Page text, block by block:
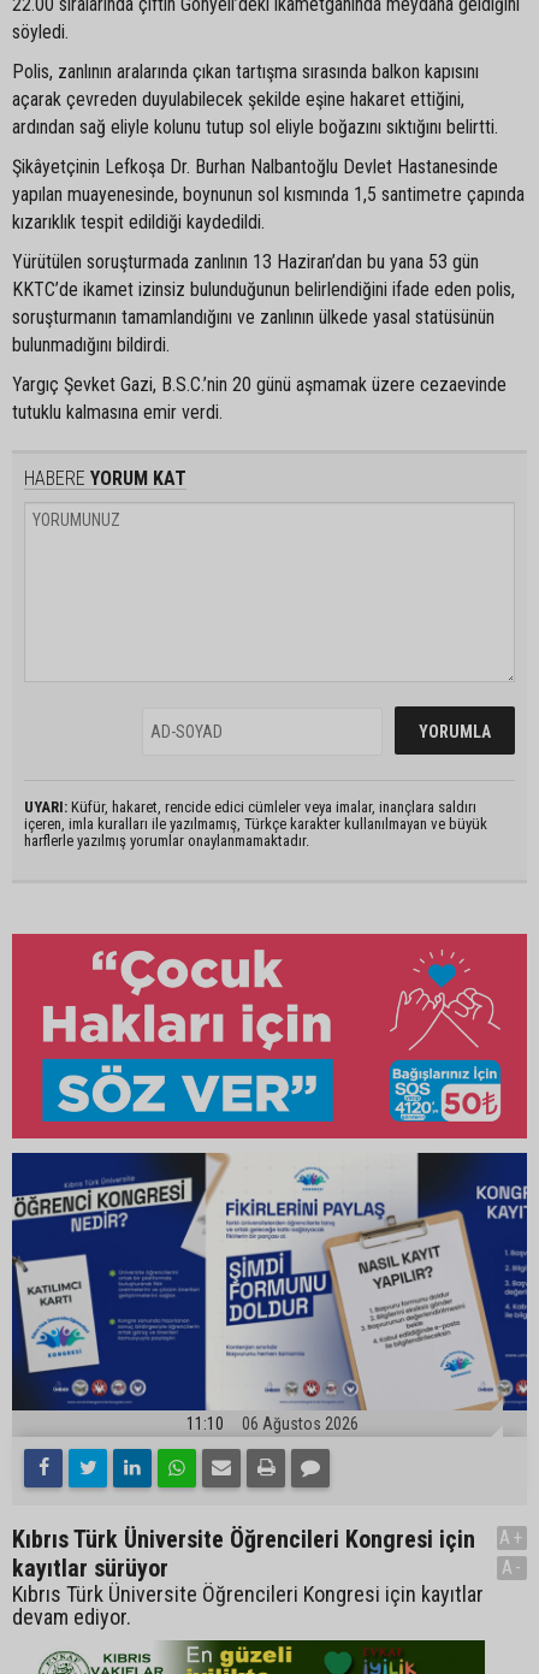
söyledi.
Polis, zanlının aralarında çıkan tartışma sırasında balkon kapısını
açarak çevreden duyulabilecek şekilde eşine hakaret ettiğini,
ardından sağ eliyle kolunu tutup sol eliyle boğazını sıktığını belirtti.
Şikâyetçinin Lefkoşa Dr. Burhan Nalbantoğlu Devlet Hastanesinde
yapılan muayenesinde, boynunun sol kısmında 1,5 santimetre çapında
kızarıklık tespit edildiği kaydedildi.
Yürütülen soruşturmada zanlının 13 Haziran’dan bu yana 53 gün
KKTC’de ikamet izinsiz bulunduğunun belirlendiğini ifade eden polis,
soruşturmanın tamamlandığını ve zanlının ülkede yasal statüsünün
bulunmadığını bildirdi.
Yargıç Şevket Gazi, B.S.C.’nin 20 günü aşmamak üzere cezaevinde
tutuklu kalmasına emir verdi.
HABERE YORUM KAT
UYARI: Küfür, hakaret, rencide edici cümleler veya imalar, inançlara saldırı
içeren, imla kuralları ile yazılmamış, Türkçe karakter kullanılmayan ve büyük
harflerle yazılmış yorumlar onaylanmamaktadır.
11:10 06 Ağustos 2026
Kıbrıs Türk Üniversite Öğrencileri Kongresi için
kayıtlar sürüyor
Kıbrıs Türk Üniversite Öğrencileri Kongresi için kayıtlar
devam ediyor.
A+
A-